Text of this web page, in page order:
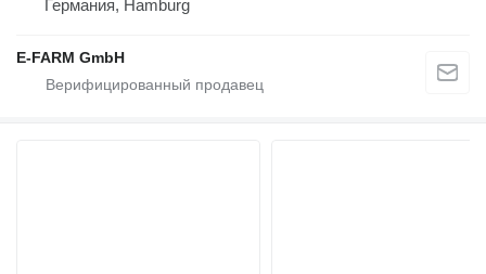
Германия, Hamburg
E-FARM GmbH